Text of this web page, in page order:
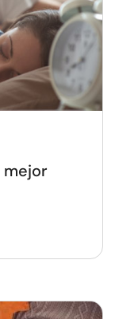
mejor